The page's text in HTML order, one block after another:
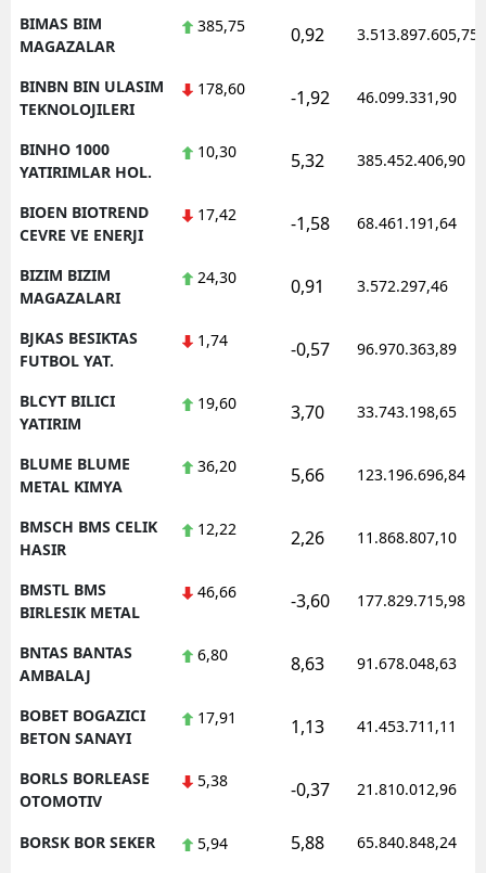
BIMAS BIM
MAGAZALAR
385,75 0,92 3.513.897.605,75
BINBN BIN ULASIM
TEKNOLOJILERI
178,60 -1,92 46.099.331,90
BINHO 1000
YATIRIMLAR HOL.
10,30 5,32 385.452.406,90
BIOEN BIOTREND
CEVRE VE ENERJI
17,42 -1,58 68.461.191,64
BIZIM BIZIM
MAGAZALARI
24,30 0,91 3.572.297,46
BJKAS BESIKTAS
FUTBOL YAT.
1,74 -0,57 96.970.363,89
BLCYT BILICI
YATIRIM
19,60 3,70 33.743.198,65
BLUME BLUME
METAL KIMYA
36,20 5,66 123.196.696,84
BMSCH BMS CELIK
HASIR
12,22 2,26 11.868.807,10
BMSTL BMS
BIRLESIK METAL
46,66 -3,60 177.829.715,98
BNTAS BANTAS
AMBALAJ
6,80 8,63 91.678.048,63
BOBET BOGAZICI
BETON SANAYI
17,91 1,13 41.453.711,11
BORLS BORLEASE
OTOMOTIV
5,38 -0,37 21.810.012,96
BORSK BOR SEKER 5,94 5,88 65.840.848,24